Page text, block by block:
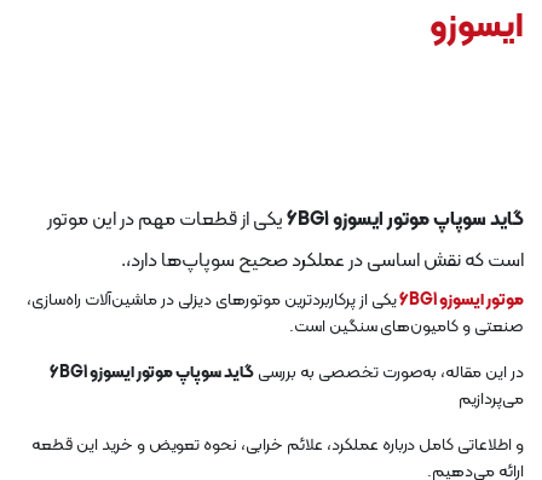
ایسوزو
گاید سوپاپ موتور ایسوزو 6BG1
یکی از قطعات مهم در این موتور
استکه نقش اساسی در عملکرد صحیح سوپاپ‌ها دارد،.
موتور ایسوزو 6BG1
یکی از پرکاربردترین موتورهای دیزلی در ماشین‌آلات راه‌سازی،
صنعتی و کامیون‌های سنگین است.
در این مقاله، به‌صورت تخصصی به بررسیگاید سوپاپ موتور ایسوزو 6BG1
می‌پردازیم
و اطلاعاتی کامل درباره عملکرد، علائم خرابی، نحوه تعویض و خرید این قطعه
ارائه می‌دهیم.